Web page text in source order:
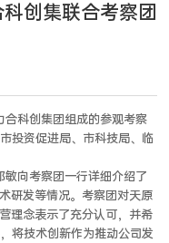
创集联合考察团
科创集团组成的参观考察
投资促进局、市科技局、临
向考察团一行详细介绍了
研发等情况。考察团对天原
理念表示了充分认可，并希
将技术创新作为推动公司发